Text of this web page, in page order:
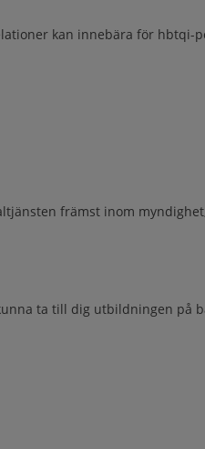
kan innebära för hbtqi-
främst inom
ta till dig utbildningen på